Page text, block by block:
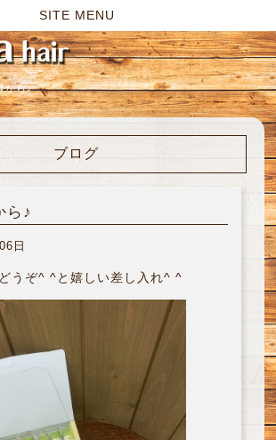
SITE MENU
から♪
ブログ
ら♪
日
うぞ^ ^と嬉しい差し入れ^ ^